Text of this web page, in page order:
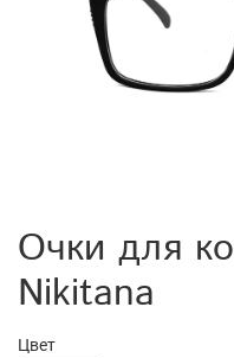
Очки для
Nikitana
Цвет